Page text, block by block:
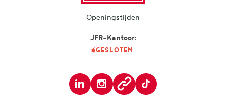
Openingstijden
JFR-Kantoor:
GESLOTEN